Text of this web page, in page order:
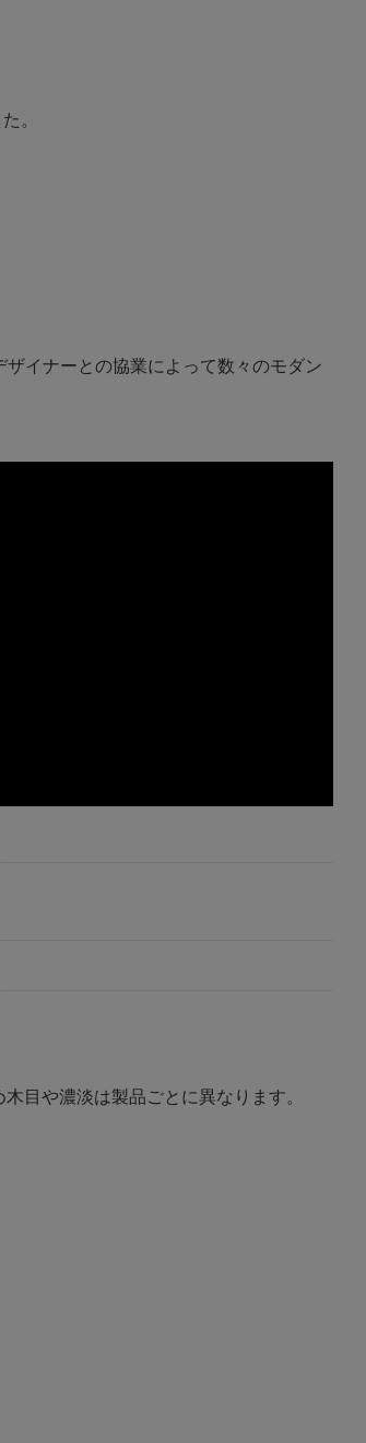
。
イナーとの協業によって数々のモダン
目や濃淡は製品ごとに異なります。